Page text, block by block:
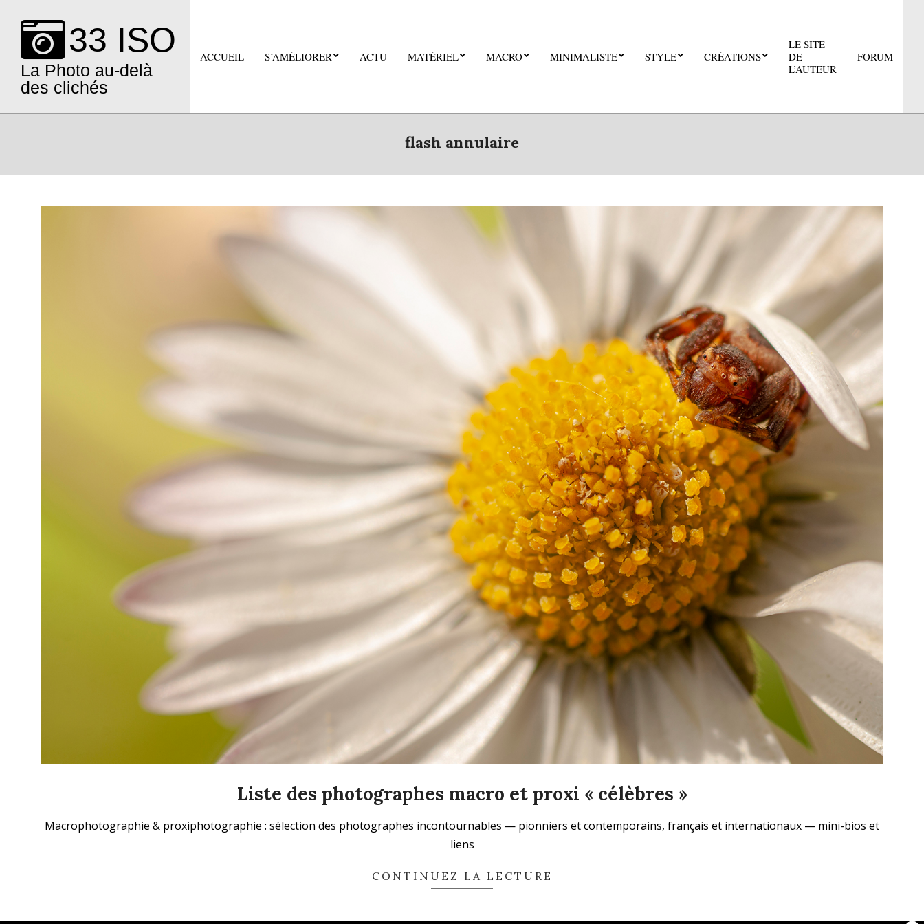
content
33 ISO
La Photo au-delà
des clichés
ACCUEIL S’AMÉLIORER ACTU MATÉRIEL MACRO MINIMALISTE STYLE CRÉATIONS
LE SITE
DE
L’AUTEUR
FORUM
flash annulaire
Liste des photographes macro et proxi « célèbres »
09-
Macrophotographie & proxiphotographie : sélection des photographes incontournables — pionniers et contemporains, français et internationaux — mini-bios et
liens
CONTINUEZ LA LECTURE